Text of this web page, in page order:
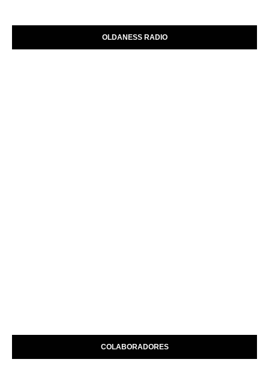
OLDANESS RADIO
COLABORADORES